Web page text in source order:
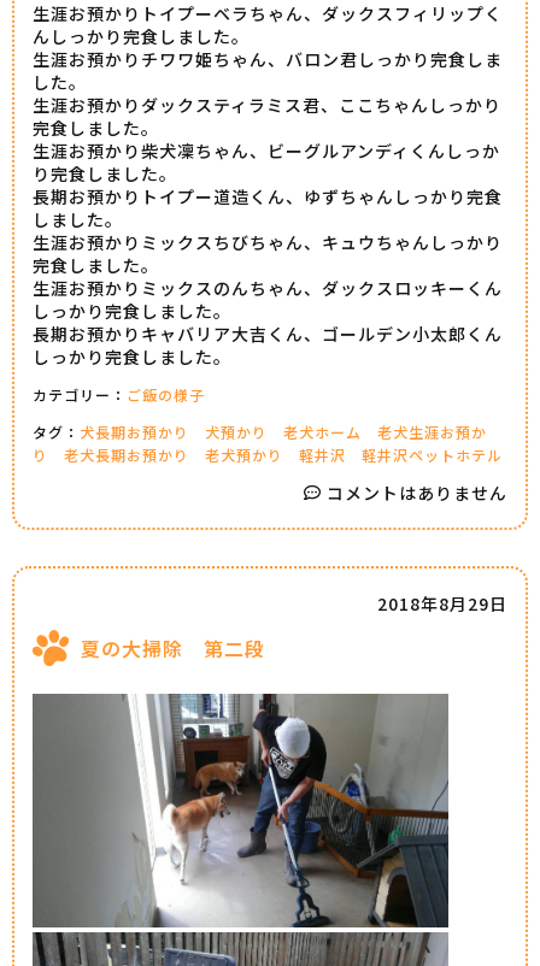
生涯お預かりトイプーベラちゃん、ダックスフィリップく
んしっかり完食しました。
生涯お預かりチワワ姫ちゃん、バロン君しっかり完食しま
した。
生涯お預かりダックスティラミス君、ここちゃんしっかり
完食しました。
生涯お預かり柴犬凜ちゃん、ビーグルアンディくんしっか
り完食しました。
長期お預かりトイプー道造くん、ゆずちゃんしっかり完食
しました。
生涯お預かりミックスちびちゃん、キュウちゃんしっかり
完食しました。
生涯お預かりミックスのんちゃん、ダックスロッキーくん
しっかり完食しました。
長期お預かりキャバリア大吉くん、ゴールデン小太郎くん
しっかり完食しました。
カテゴリー： ご飯の様子
タグ： 犬長期お預かり 犬預かり 老犬ホーム
老犬生涯お預か
り
老犬長期お預かり 老犬預かり 軽井沢 軽井沢ペットホテル
コメントはありません
夏の大掃除 第二段
2018年8月29日